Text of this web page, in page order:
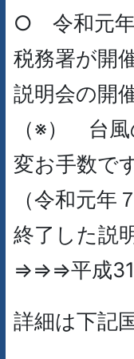
○ 令和元年
税務署が開
説明会の開
（※） 台
変お手数で
（令和元年
終了した説
⇒⇒⇒平成31
詳細は下記